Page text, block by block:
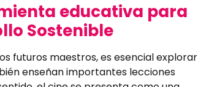
educativa para
Sostenible
futuros maestros, es esencial explorar
enseñan importantes lecciones